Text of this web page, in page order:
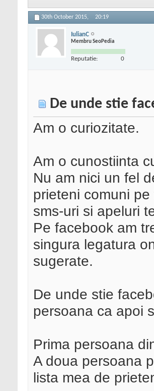
30th October 2015, 20:19
IulianC
Membru SeoPedia
Reputatie: 0
De unde stie
Am o curiozitate.
Am o cunostiinta
Nu am nici un fel
prieteni comuni
sms-uri si apeluri
Pe facebook am
singura legatura
sugerate.
De unde stie
persoana ca apoi
Prima persoana
A doua persoana
lista mea de